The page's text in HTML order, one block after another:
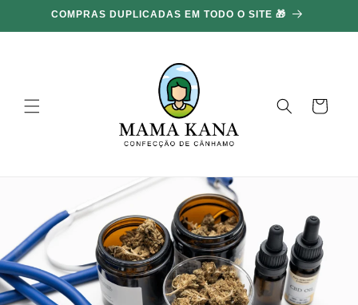
ir para o
conteúdo
COMPRAS DUPLICADAS EM TODO O SITE 🎁
Carrinho